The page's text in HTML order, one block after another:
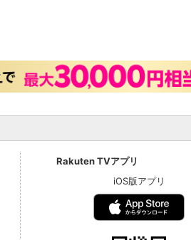
Rakuten TVアプリ
iOS版アプリ